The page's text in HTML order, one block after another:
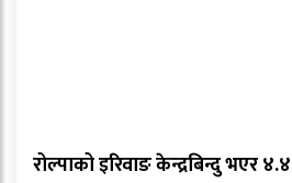
रोल्पाको इरिवाङ केन्द्रबिन्दु भएर